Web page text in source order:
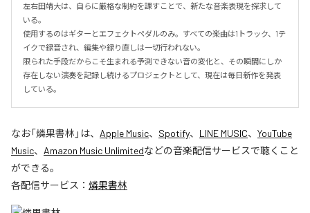
左右田靖大は、自らに厳格な制約を課すことで、新たな音楽表現を探求して
いる。
使用するのはギターとエフェクトペダルのみ。すべての楽曲は1トラック、1テ
イクで録音され、編集や録り直しは一切行われない。
限られた手段だからこそ生まれる予測できない音の変化と、その瞬間にしか
存在しない演奏を記録し続けるプロジェクトとして、現在は毎日新作を発表
している。
なお「燐果書林 」は、 Apple Music、 Spotify、 LINE MUSIC、 YouTube
Music、 Amazon Music Unlimitedなどの音楽配信サービスで聴くこと
ができる。
各配信サービス： 燐果書林